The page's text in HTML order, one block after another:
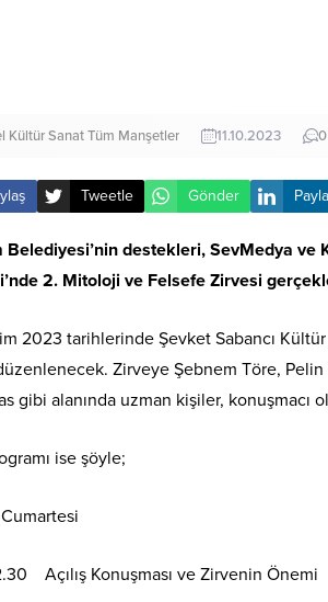
Kültür SanatTüm Manşetler 11.10.2023 0
Tweetle Gönder
Belediyesi’nin destekleri, SevMedya ve
2. Mitoloji ve Felsefe Zirvesi
2023 tarihlerinde Şevket Sabancı
Zirveye Şebnem Töre,
gibi alanında uzman kişiler, konuşmacı
ise şöyle;
Açılış Konuşması ve Zirvenin Önemi